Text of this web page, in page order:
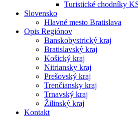
Turistické chodníky
Slovensko
Hlavné mesto Bratislava
Opis Regiónov
Banskobystrický kraj
Bratislavský kraj
Košický kraj
Nitriansky kraj
Prešovský kraj
Trenčiansky kraj
Trnavský kraj
Žilinský kraj
Kontakt